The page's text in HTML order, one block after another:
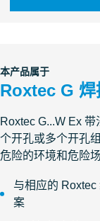
本产品属于
Roxtec G 焊
Roxtec G...W Ex
个开孔或多个开孔
危险的环境和危险场
与相应的
案